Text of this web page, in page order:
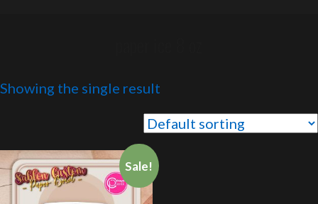
Showing the single result
Sale!